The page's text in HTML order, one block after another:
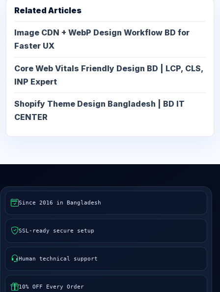
Related Articles
Image CDN + WebP Design Workflow BD for
Faster UX
Core Web Vitals Friendly Design BD | LCP, CLS,
INP Expert
Shopify Theme Design Bangladesh | BD IT
CENTER
Since 2016 in Bangladesh
SSL-ready secure setup
Human technical support
10% OFF Every Order